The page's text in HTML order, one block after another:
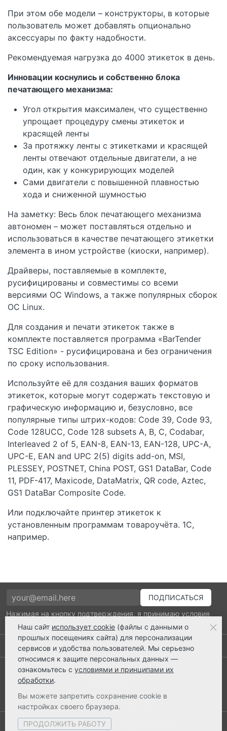
При этом обе модели – конструкторы, в которые
пользователь может добавлять опционально
аксессуары по факту надобности.
Рекомендуемая нагрузка до 4000 этикеток в день.
Инновации коснулись и собственно блока
печатающего механизма:
Угол открытия максимален, что существенно
упрощает процедуру смены этикеток и
красящей ленты
За протяжку ленты с этикетками и красящей
ленты отвечают отдельные двигатели, а не
один, как у конкурирующих моделей
Сами двигатели с повышенной плавностью
хода и сниженной шумностью
На заметку: Весь блок печатающего механизма
автономен – может поставляться отдельно и
использоваться в качестве печатающего этикетки
элемента в ином устройстве (киоски, например).
Драйверы, поставляемые в комплекте,
русифицированы и совместимы со всеми
версиями ОС Windows, а также популярных сборок
ОС Linux.
Для создания и печати этикеток также в
комплекте поставляется программа «BarTender
TSC Edition» - русифицирована и без ограничения
по сроку использования.
Используйте её для создания ваших форматов
этикеток, которые могут содержать текстовую и
графическую информацию и, безусловно, все
популярные типы штрих-кодов: Code 39, Code 93,
Code 128UCC, Code 128 subsets A, B, C, Codabar,
Interleaved 2 of 5, EAN-8, EAN-13, EAN-128, UPC-A,
UPC-E, EAN and UPC 2(5) digits add-on, MSI,
PLESSEY, POSTNET, China POST, GS1 DataBar, Code
11, PDF-417, Maxicode, DataMatrix, QR code, Aztec,
GS1 DataBar Composite Code.
Или подключайте принтер этикеток к
установленным программам товароучёта. 1С,
например.
Нажимая на кнопку подтверждения, я принимаю условия
политики обработки персональных данных
Выполнено заказов: 52530
8 800 2018-054
© 2003-2026 ТехноСервис Ипатово
Наш сайт использует cookie (файлы с данными о
прошлых посещениях сайта) для персонализации
сервисов и удобства пользователей. Мы серьезно
относимся к защите персональных данных —
ознакомьтесь с условиями и принципами их
обработки.
Вы можете запретить сохранение cookie в
настройках своего браузера.
ПРОДОЛЖИТЬ РАБОТУ